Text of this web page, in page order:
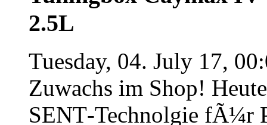
2.5L
Tuesday, 04. July 17,
Zuwachs im Shop!
SENT‐Technolgie fÃ¼r